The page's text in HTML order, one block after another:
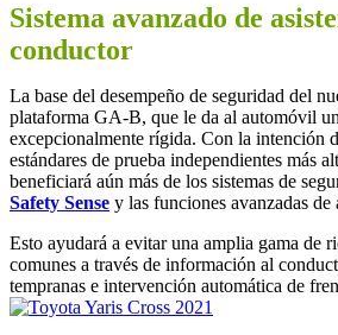
Sistema avanzado de
conductor
La base del desempeño de seguridad del
plataforma GA-B, que le da al automóvil
excepcionalmente rígida. Con la intención
estándares de prueba independientes más
beneficiará aún más de los sistemas de
Safety Sense y las funciones avanzadas de
Esto ayudará a evitar una amplia gama de
comunes a través de información al
tempranas e intervención automática de